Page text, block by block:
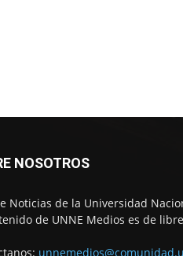
NOSOTROS
Noticias de la Universidad
de UNNE Medios es de